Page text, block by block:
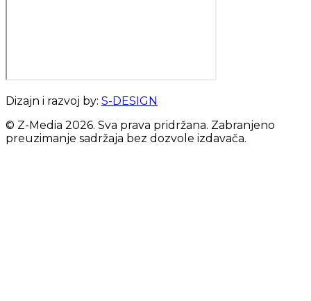
Dizajn i razvoj by: S-DESIGN
© Z-Media 2026. Sva prava pridržana. Zabranjeno
preuzimanje sadržaja bez dozvole izdavača.